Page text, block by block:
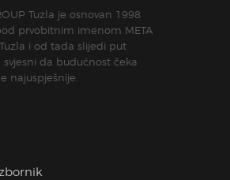
Tuzla je osnovan 1998
prvobitnim imenom META
Tuzla i od tada slijedi put
svjesni da budućnost čeka
najuspješnije.